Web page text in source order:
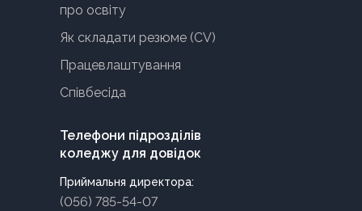
про освіту
Як складати резюме (CV)
Працевлаштування
Співбесіда
Телефони підрозділів
коледжу для довідок
Приймальня директора:
(056) 785-54-07